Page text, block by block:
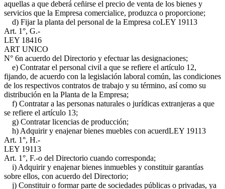
aquellas a que deberá ceñirse el precio de venta de los bienes y
servicios que la Empresa comercialice, produzca o proporcione;
d) Fijar la planta del personal de la Empresa coLEY 19113
Art. 1°, G.-
LEY 18416
ART UNICO
N° 6n acuerdo del Directorio y efectuar las designaciones;
e) Contratar el personal civil a que se refiere el artículo 12,
fijando, de acuerdo con la legislación laboral común, las condiciones
de los respectivos contratos de trabajo y su término, así como su
distribución en la Planta de la Empresa;
f) Contratar a las personas naturales o jurídicas extranjeras a que
se refiere el artículo 13;
g) Contratar licencias de producción;
h) Adquirir y enajenar bienes muebles con acuerdLEY 19113
Art. 1°, H.-
LEY 19113
Art. 1°, F.-o del Directorio cuando corresponda;
i) Adquirir y enajenar bienes inmuebles y constituir garantías
sobre ellos, con acuerdo del Directorio;
j) Constituir o formar parte de sociedades públicas o privadas, ya